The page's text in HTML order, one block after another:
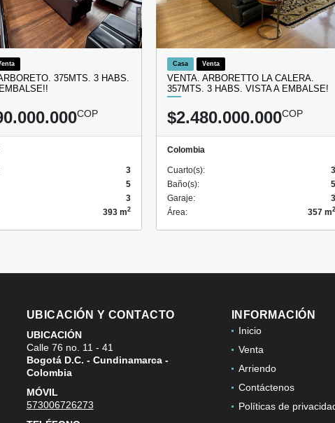
375MTS. 3 HABS.
COP
3
5
3
393 m2
Casa Venta
VENTA. ARBORETTO LA CALERA.
357MTS. 3 HABS. VISTA A EMBALSE!
$2.480.000.000COP
Colombia
Cuarto(s):
3
Baño(s):
5
Garaje:
3
Área:
357 m2
UBICACIÓN Y CONTACTO
UBICACIÓN
Calle 76 no. 11 - 41
Bogotá D.C. - Cundinamarca -
Colombia
MÓVIL
573006726273
INFORMACIÓN
Inicio
Venta
Arriendo
Contáctenos
Políticas de